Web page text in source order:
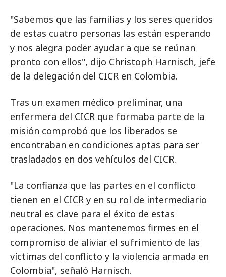
"Sabemos que las familias y los seres queridos
de estas cuatro personas las están esperando
y nos alegra poder ayudar a que se reúnan
pronto con ellos", dijo Christoph Harnisch, jefe
de la delegación del CICR en Colombia.
Tras un examen médico preliminar, una
enfermera del CICR que formaba parte de la
misión comprobó que los liberados se
encontraban en condiciones aptas para ser
trasladados en dos vehículos del CICR.
"La confianza que las partes en el conflicto
tienen en el CICR y en su rol de intermediario
neutral es clave para el éxito de estas
operaciones. Nos mantenemos firmes en el
compromiso de aliviar el sufrimiento de las
víctimas del conflicto y la violencia armada en
Colombia", señaló Harnisch.